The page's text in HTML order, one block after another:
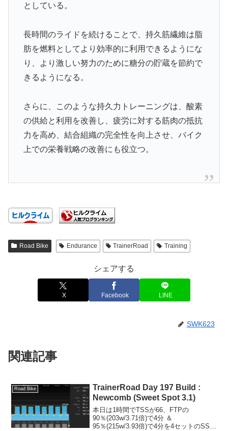
としている。
長時間のライドを続けることで、持久筋繊維は脂
肪を燃料としてより効率的に利用できるようにな
り、より激しい努力のために糖分の貯蔵を節約で
きるようになる。
さらに、このような持久力トレーニングは、酸素
の供給と利用を改善し、疲労に対する筋肉の抵抗
力を高め、結合組織の完全性を向上させ、バイク
上での栄養戦略の改善にも役立つ。
Road Bike Endurance TrainerRoad Training
シェアする
X Facebook LINE
SWK623
関連記事
Road Bike
TrainerRoad Day 197 Build :
Newcomb (Sweet Spot 3.1)
本日は1時間でTSSが66、FTPの
90％(203w/3.71倍)で4分 ＆
95％(215w/3.93倍)で4分を4セットのSST